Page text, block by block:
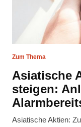
Zum Thema
Asiatische
steigen:
Asiatische Aktien: